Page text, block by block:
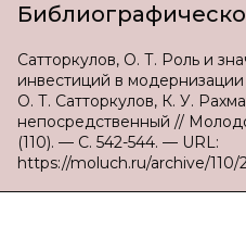
Сатторкулов, О. Т. Роль и
инвестиций в
О. Т. Сатторкулов, К. У.
непосредственный //
(110). — С. 542-544. — URL:
https://moluch.ru/archive/110/